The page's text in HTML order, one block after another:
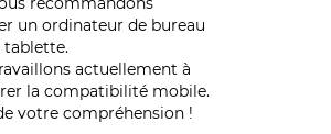
un ordinateur de bureau
tablette.
actuellement à
la compatibilité mobile.
votre compréhension !